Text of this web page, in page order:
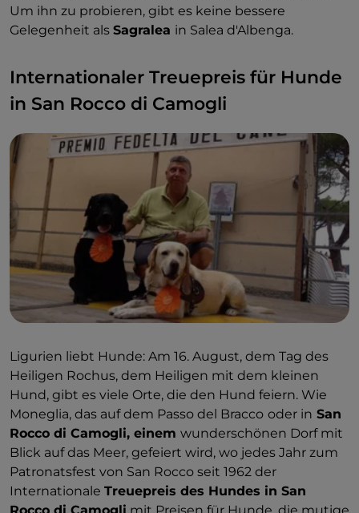
Um ihn zu probieren, gibt es keine bessere
Gelegenheit als Sagralea in Salea d'Albenga.
Internationaler Treuepreis für Hunde
in San Rocco di Camogli
Ligurien liebt Hunde: Am 16. August, dem Tag des
Heiligen Rochus, dem Heiligen mit dem kleinen
Hund, gibt es viele Orte, die den Hund feiern. Wie
Moneglia, das auf dem Passo del Bracco oder in San
Rocco di Camogli, einem wunderschönen Dorf mit
Blick auf das Meer, gefeiert wird, wo jedes Jahr zum
Patronatsfest von San Rocco seit 1962 der
Internationale Treuepreis des Hundes in San